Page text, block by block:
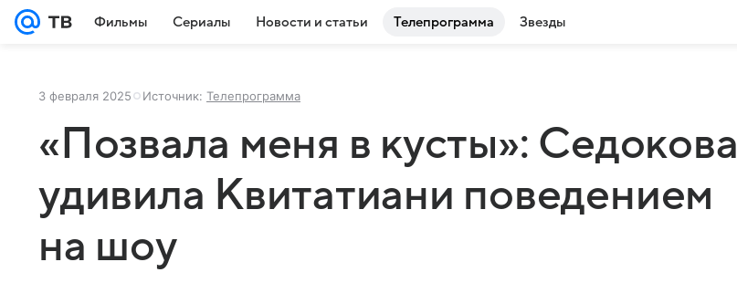
Фильмы Сериалы Новости и статьи Телепрограмма Звезды
3 февраля 2025 Источник: Телепрограмма
«Позвала меня в кусты»: Седокова
удивила Квитатиани поведением
на шоу